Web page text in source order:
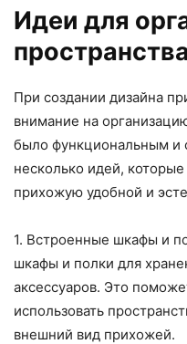
Идеи для
При создании дизайна
внимание на
было функциональным и
несколько идей,
прихожую удобной и
1. Встроенные шкафы и
шкафы и полки для
аксессуаров. Это
использовать
внешний вид прихожей.